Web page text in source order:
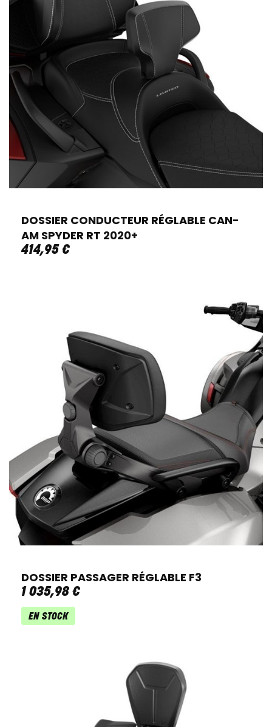
DOSSIER CONDUCTEUR RÉGLABLE CAN-
AM SPYDER RT 2020+
414,95 €
DOSSIER PASSAGER RÉGLABLE F3
1 035,98 €
EN STOCK